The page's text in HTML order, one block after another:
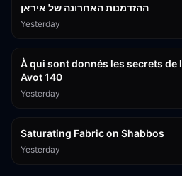
ההזדמנות האחרונה של איראן
Yesterday
À qui sont donnés les secrets de
Avot 140
Yesterday
Saturating Fabric on Shabbos
Yesterday